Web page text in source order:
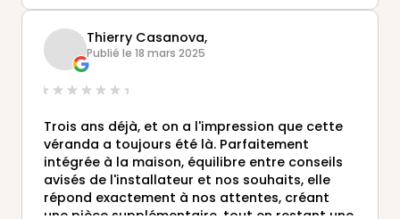
Thierry Casanova,
Publié le 18 mars 2025
Trois ans déjà, et on a l'impression que cette
véranda a toujours été là. Parfaitement
intégrée à la maison, équilibre entre conseils
avisés de l'installateur et nos souhaits, elle
répond exactement à nos attentes, créant